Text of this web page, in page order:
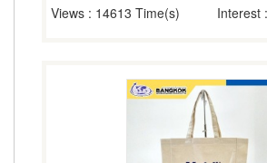
Views : 14613 Time(s) Interest